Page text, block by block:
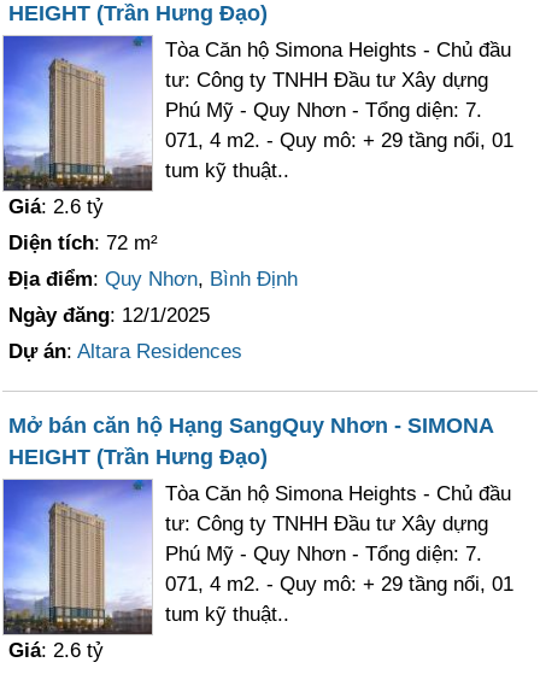
HEIGHT (Trần Hưng Đạo)
Tòa Căn hộ Simona Heights - Chủ đầu
tư: Công ty TNHH Đầu tư Xây dựng
Phú Mỹ - Quy Nhơn - Tổng diện: 7.
071, 4 m2. - Quy mô: + 29 tầng nổi, 01
tum kỹ thuật..
Giá: 2.6 tỷ
Diện tích: 72 m²
Địa điểm:Quy Nhơn, Bình Định
Ngày đăng: 12/1/2025
Dự án:Altara Residences
Mở bán căn hộ Hạng SangQuy Nhơn - SIMONA
HEIGHT (Trần Hưng Đạo)
Tòa Căn hộ Simona Heights - Chủ đầu
tư: Công ty TNHH Đầu tư Xây dựng
Phú Mỹ - Quy Nhơn - Tổng diện: 7.
071, 4 m2. - Quy mô: + 29 tầng nổi, 01
tum kỹ thuật..
Giá: 2.6 tỷ